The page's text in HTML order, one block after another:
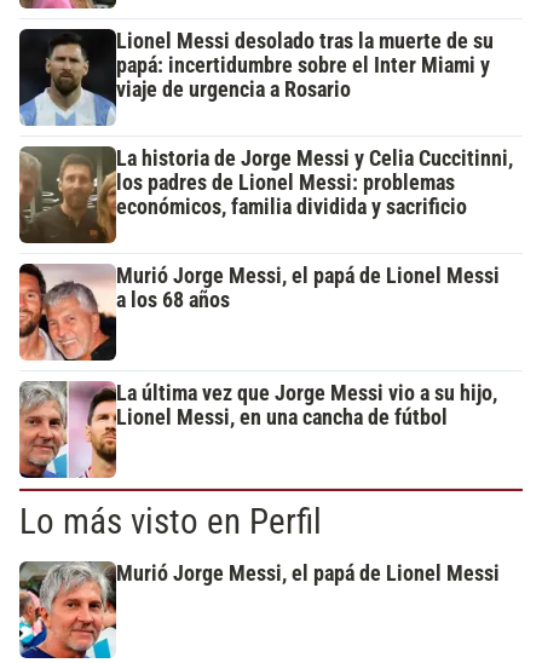
Lionel Messi desolado tras la muerte de su
papá: incertidumbre sobre el Inter Miami y
viaje de urgencia a Rosario
La historia de Jorge Messi y Celia Cuccitinni,
los padres de Lionel Messi: problemas
económicos, familia dividida y sacrificio
Murió Jorge Messi, el papá de Lionel Messi
a los 68 años
La última vez que Jorge Messi vio a su hijo,
Lionel Messi, en una cancha de fútbol
Lo más visto en Perfil
Murió Jorge Messi, el papá de Lionel Messi